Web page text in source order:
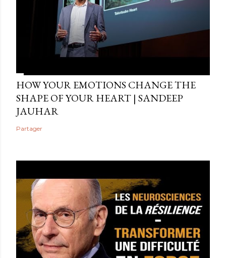
HOW YOUR EMOTIONS CHANGE THE
SHAPE OF YOUR HEART | SANDEEP
JAUHAR
Partager